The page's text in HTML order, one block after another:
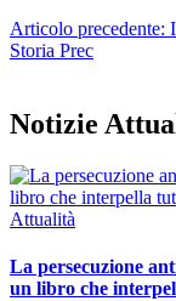
Articolo precedente:
Storia Prec
Notizie
Attualità
La persecuzione
un libro che